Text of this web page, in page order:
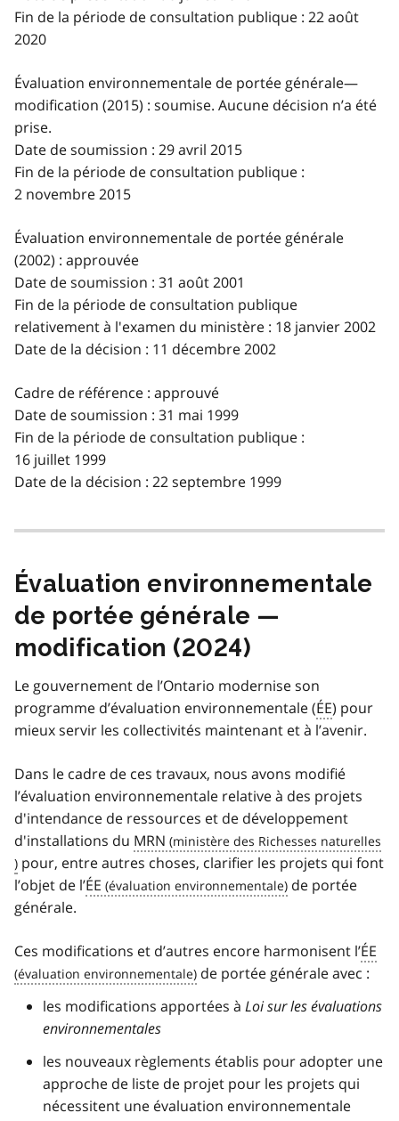
Fin de la période de consultation publique : 22 août
2020
Évaluation environnementale de portée générale—
modification (2015) : soumise. Aucune décision n’a été
prise.
Date de soumission : 29 avril 2015
Fin de la période de consultation publique :
2 novembre 2015
Évaluation environnementale de portée générale
(2002) : approuvée
Date de soumission : 31 août 2001
Fin de la période de consultation publique
relativement à l'examen du ministère : 18 janvier 2002
Date de la décision : 11 décembre 2002
Cadre de référence : approuvé
Date de soumission : 31 mai 1999
Fin de la période de consultation publique :
16 juillet 1999
Date de la décision : 22 septembre 1999
Évaluation environnementale
de portée générale —
modification (2024)
Le gouvernement de l’Ontario modernise son
programme d’évaluation environnementale (ÉE) pour
mieux servir les collectivités maintenant et à l’avenir.
Dans le cadre de ces travaux, nous avons modifié
l’évaluation environnementale relative à des projets
d'intendance de ressources et de développement
d'installations du MRN
pour, entre autres choses, clarifier les projets qui font
l’objet de l’ÉE
de portée
générale.
Ces modifications et d’autres encore harmonisent l’ÉE
de portée générale avec :
les modifications apportées à Loi sur les évaluations
environnementales
les nouveaux règlements établis pour adopter une
approche de liste de projet pour les projets qui
nécessitent une évaluation environnementale